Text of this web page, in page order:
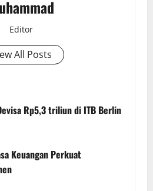
Editor
All Posts
Rp5,3 triliun di ITB Berlin
Keuangan Perkuat